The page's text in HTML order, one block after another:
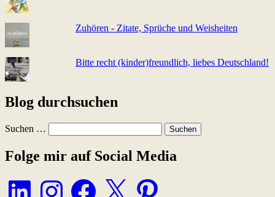
Zuhören - Zitate, Sprüche und Weisheiten
Bitte recht (kinder)freundlich, liebes Deutschland!
Blog durchsuchen
Suchen …
Folge mir auf Social Media
LinkedIn Instagram FacebookX Pinterest